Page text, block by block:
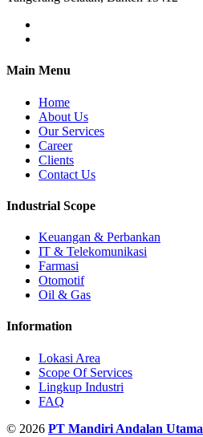
Main Menu
Home
About Us
Our Services
Career
Clients
Contact Us
Industrial Scope
Keuangan & Perbankan
IT & Telekomunikasi
Farmasi
Otomotif
Oil & Gas
Information
Lokasi Area
Scope Of Services
Lingkup Industri
FAQ
© 2026 PT Mandiri Andalan Utama